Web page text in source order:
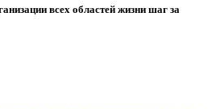
всех областей жизни шаг за